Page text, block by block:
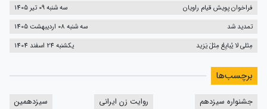
فراخوان پویش قیام راویان
سه شنبه 09 تیر 1405
تمدید شد
سه شنبه 08 اردیبهشت 1405
مِثلی لا یُبایِعُ مِثلَ یَزید
یکشنبه 24 اسفند 1404
برچسب‌ها
جشنواره سیزدهم روایت زن ایرانی
سیزدهمین